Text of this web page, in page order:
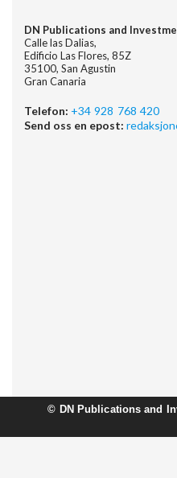
DN Publications and
Calle las Dalias,
Edificio Las Flores, 85Z
35100, San Agustin
Gran Canaria
Telefon: +34 928 768 420
Send oss en epost:
© DN Publications and